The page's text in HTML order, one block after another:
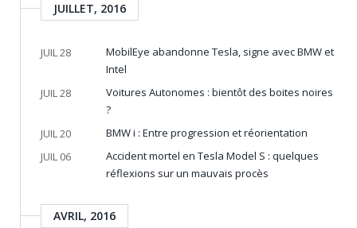
JUILLET, 2016
JUIL 28
MobilEye abandonne Tesla, signe avec BMW et
Intel
JUIL 28
Voitures Autonomes : bientôt des boites noires
?
JUIL 20
BMW i : Entre progression et réorientation
JUIL 06
Accident mortel en Tesla Model S : quelques
réflexions sur un mauvais procès
AVRIL, 2016